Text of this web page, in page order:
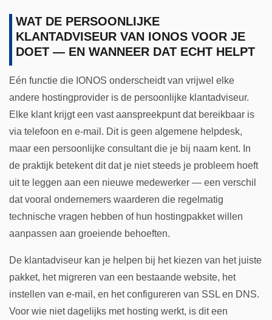
WAT DE PERSOONLIJKE
KLANTADVISEUR VAN IONOS VOOR JE
DOET — EN WANNEER DAT ECHT HELPT
Eén functie die IONOS onderscheidt van vrijwel elke
andere hostingprovider is de persoonlijke klantadviseur.
Elke klant krijgt een vast aanspreekpunt dat bereikbaar is
via telefoon en e-mail. Dit is geen algemene helpdesk,
maar een persoonlijke consultant die je bij naam kent. In
de praktijk betekent dit dat je niet steeds je probleem hoeft
uit te leggen aan een nieuwe medewerker — een verschil
dat vooral ondernemers waarderen die regelmatig
technische vragen hebben of hun hostingpakket willen
aanpassen aan groeiende behoeften.
De klantadviseur kan je helpen bij het kiezen van het juiste
pakket, het migreren van een bestaande website, het
instellen van e-mail, en het configureren van SSL en DNS.
Voor wie niet dagelijks met hosting werkt, is dit een